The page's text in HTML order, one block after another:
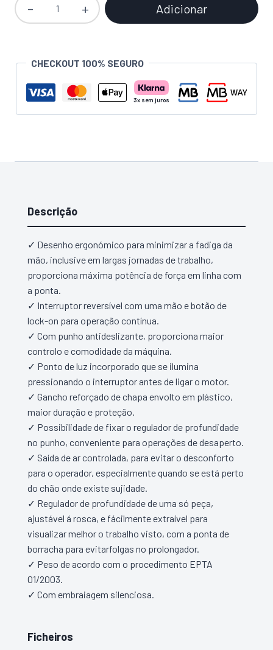
Quantidade
Pladur
Adaptador
Adicionar
CHECKOUT 100% SEGURO
Descrição
✓ Desenho ergonómico para minimizar a fadiga da
mão, inclusive em largas jornadas de trabalho,
proporciona máxima potência de força em linha com
a ponta.
✓ Interruptor reversível com uma mão e botão de
lock-on para operação contínua.
✓ Com punho antideslizante, proporciona maior
controlo e comodidade da máquina.
✓ Ponto de luz incorporado que se ilumina
pressionando o interruptor antes de ligar o motor.
✓ Gancho reforçado de chapa envolto em plástico,
maior duração e proteção.
✓ Possibilidade de fixar o regulador de profundidade
no punho, conveniente para operações de desaperto.
✓ Saída de ar controlada, para evitar o desconforto
para o operador, especialmente quando se está perto
do chão onde existe sujidade.
✓ Regulador de profundidade de uma só peça,
ajustável á rosca, e fácilmente extraível para
visualizar melhor o trabalho visto, com a ponta de
borracha para evitarfolgas no prolongador.
✓ Peso de acordo com o procedimento EPTA
01/2003.
✓ Com embraiagem silenciosa.
Ficheiros